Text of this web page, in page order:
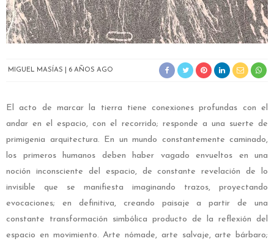
MIGUEL MASÍAS 6 AÑOS AGO
El acto de marcar la tierra tiene conexiones profundas con el
andar en el espacio, con el recorrido; responde a una suerte de
primigenia arquitectura. En un mundo constantemente caminado,
los primeros humanos deben haber vagado envueltos en una
noción inconsciente del espacio, de constante revelación de lo
invisible que se manifiesta imaginando trazos, proyectando
evocaciones; en definitiva, creando paisaje a partir de una
constante transformación simbólica producto de la reflexión del
espacio en movimiento. Arte nómade, arte salvaje, arte bárbaro;